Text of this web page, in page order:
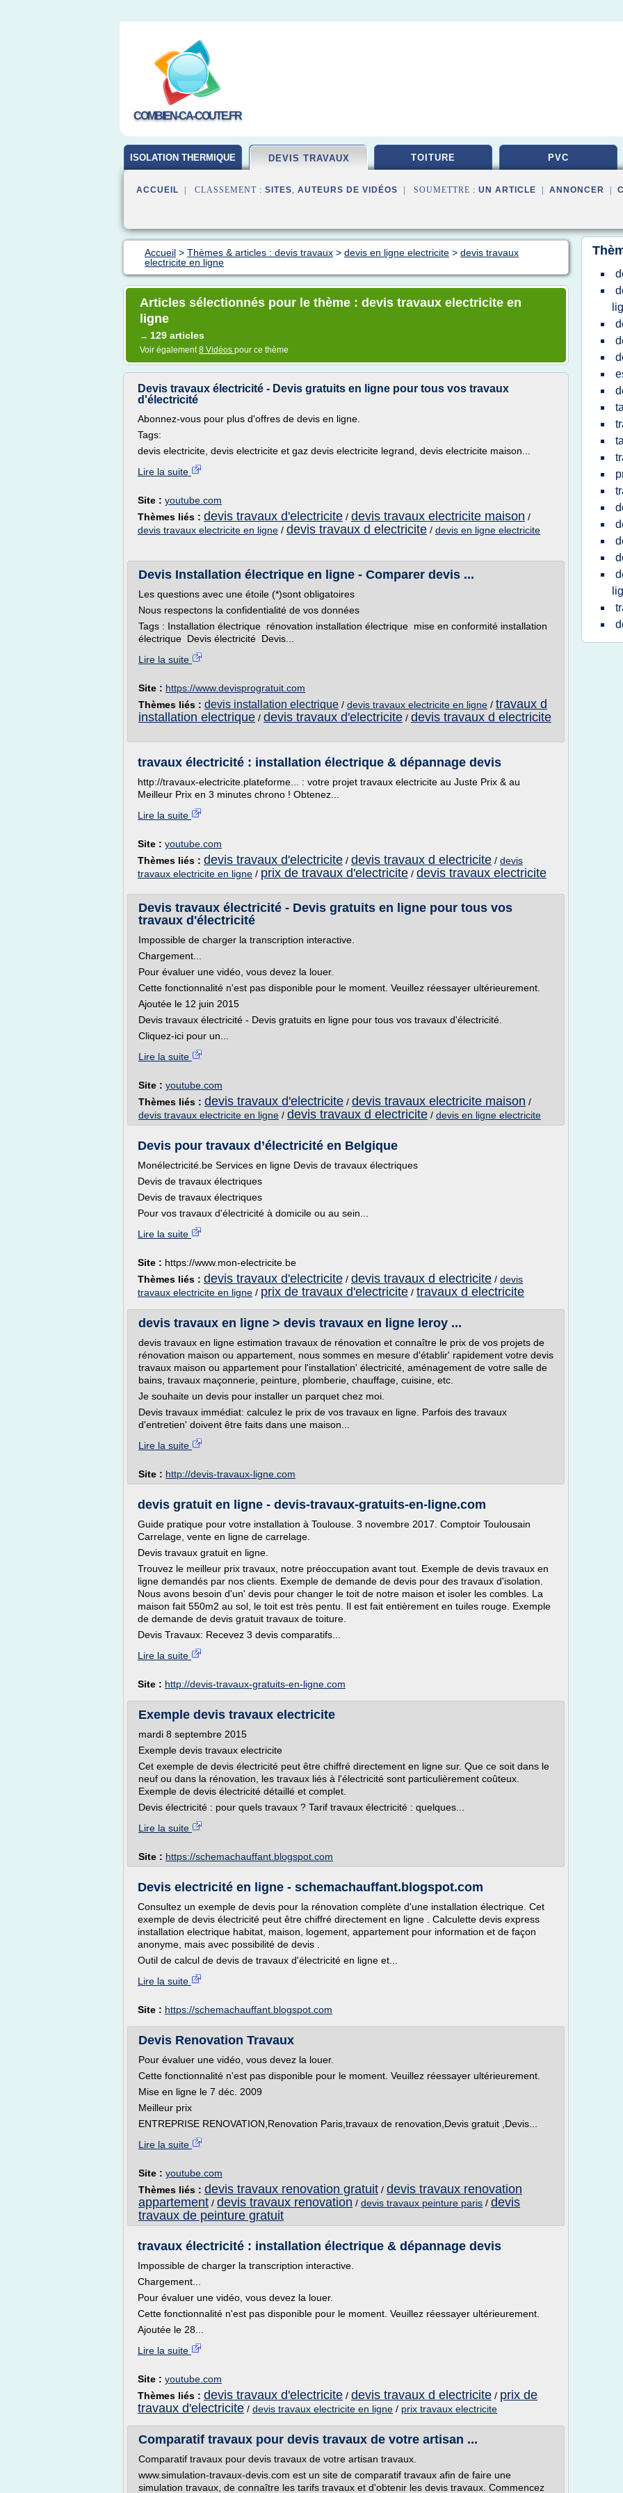
COMBIEN-CA-COUTE.FR
ISOLATION THERMIQUE DEVIS TRAVAUX TOITURE PVC
ACCUEIL | CLASSEMENT : SITES, AUTEURS DE VIDÉOS | SOUMETTRE : UN ARTICLE ANNONCER
Accueil > Thèmes & articles : devis travaux > devis en ligne electricite > devis travaux
electricite en ligne
Articles sélectionnés pour le thème : devis travaux electricite en
ligne
→ 129 articles
Voir également8 Vidéos pour ce thème
Devis travaux électricité - Devis gratuits en ligne pour tous vos travaux
d'électricité
Abonnez-vous pour plus d'offres de devis en ligne.
Tags:
devis electricite, devis electricite et gaz devis electricite legrand, devis electricite maison...
Lire la suite
Site : youtube.com
Thèmes liés : devis travaux d'electricite / devis travaux electricite maison /
devis travaux electricite en ligne / devis travaux d electricite / devis en ligne electricite
Devis Installation électrique en ligne - Comparer devis ...
Les questions avec une étoile (*)sont obligatoires
Nous respectons la confidentialité de vos données
Tags : Installation électrique rénovation installation électrique mise en conformité installation
électrique Devis électricité Devis...
Lire la suite
Site : https://www.devisprogratuit.com
Thèmes liés : devis installation electrique / devis travaux electricite en ligne / travaux d
installation electrique / devis travaux d'electricite / devis travaux d electricite
travaux électricité : installation électrique & dépannage devis
http://travaux-electricite.plateforme... : votre projet travaux electricite au Juste Prix & au
Meilleur Prix en 3 minutes chrono ! Obtenez...
Lire la suite
Site : youtube.com
Thèmes liés : devis travaux d'electricite / devis travaux d electricite / devis
travaux electricite en ligne / prix de travaux d'electricite / devis travaux electricite
Devis travaux électricité - Devis gratuits en ligne pour tous vos
travaux d'électricité
Impossible de charger la transcription interactive.
Chargement...
Pour évaluer une vidéo, vous devez la louer.
Cette fonctionnalité n'est pas disponible pour le moment. Veuillez réessayer ultérieurement.
Ajoutée le 12 juin 2015
Devis travaux électricité - Devis gratuits en ligne pour tous vos travaux d'électricité.
Cliquez-ici pour un...
Lire la suite
Site : youtube.com
Thèmes liés : devis travaux d'electricite / devis travaux electricite maison /
devis travaux electricite en ligne / devis travaux d electricite / devis en ligne electricite
Devis pour travaux d’électricité en Belgique
Monélectricité.be Services en ligne Devis de travaux électriques
Devis de travaux électriques
Devis de travaux électriques
Pour vos travaux d'électricité à domicile ou au sein...
Lire la suite
Site : https://www.mon-electricite.be
Thèmes liés : devis travaux d'electricite / devis travaux d electricite / devis
travaux electricite en ligne / prix de travaux d'electricite / travaux d electricite
devis travaux en ligne > devis travaux en ligne leroy ...
devis travaux en ligne estimation travaux de rénovation et connaître le prix de vos projets de
rénovation maison ou appartement, nous sommes en mesure d'établir' rapidement votre devis
travaux maison ou appartement pour l'installation' électricité, aménagement de votre salle de
bains, travaux maçonnerie, peinture, plomberie, chauffage, cuisine, etc.
Je souhaite un devis pour installer un parquet chez moi.
Devis travaux immédiat: calculez le prix de vos travaux en ligne. Parfois des travaux
d'entretien' doivent être faits dans une maison...
Lire la suite
Site : http://devis-travaux-ligne.com
devis gratuit en ligne - devis-travaux-gratuits-en-ligne.com
Guide pratique pour votre installation à Toulouse. 3 novembre 2017. Comptoir Toulousain
Carrelage, vente en ligne de carrelage.
Devis travaux gratuit en ligne.
Trouvez le meilleur prix travaux, notre préoccupation avant tout. Exemple de devis travaux en
ligne demandés par nos clients. Exemple de demande de devis pour des travaux d'isolation.
Nous avons besoin d'un' devis pour changer le toit de notre maison et isoler les combles. La
maison fait 550m2 au sol, le toit est très pentu. Il est fait entièrement en tuiles rouge. Exemple
de demande de devis gratuit travaux de toiture.
Devis Travaux: Recevez 3 devis comparatifs...
Lire la suite
Site : http://devis-travaux-gratuits-en-ligne.com
Exemple devis travaux electricite
mardi 8 septembre 2015
Exemple devis travaux electricite
Cet exemple de devis électricité peut être chiffré directement en ligne sur. Que ce soit dans le
neuf ou dans la rénovation, les travaux liés à l'électricité sont particulièrement coûteux.
Exemple de devis électricité détaillé et complet.
Devis électricité : pour quels travaux ? Tarif travaux électricité : quelques...
Lire la suite
Site : https://schemachauffant.blogspot.com
Devis electricité en ligne - schemachauffant.blogspot.com
Consultez un exemple de devis pour la rénovation complète d'une installation électrique. Cet
exemple de devis électricité peut être chiffré directement en ligne . Calculette devis express
installation electrique habitat, maison, logement, appartement pour information et de façon
anonyme, mais avec possibilité de devis .
Outil de calcul de devis de travaux d'électricité en ligne et...
Lire la suite
Site : https://schemachauffant.blogspot.com
Devis Renovation Travaux
Pour évaluer une vidéo, vous devez la louer.
Cette fonctionnalité n'est pas disponible pour le moment. Veuillez réessayer ultérieurement.
Mise en ligne le 7 déc. 2009
Meilleur prix
ENTREPRISE RENOVATION,Renovation Paris,travaux de renovation,Devis gratuit ,Devis...
Lire la suite
Site : youtube.com
Thèmes liés : devis travaux renovation gratuit / devis travaux renovation
appartement / devis travaux renovation / devis travaux peinture paris / devis
travaux de peinture gratuit
travaux électricité : installation électrique & dépannage devis
Impossible de charger la transcription interactive.
Chargement...
Pour évaluer une vidéo, vous devez la louer.
Cette fonctionnalité n'est pas disponible pour le moment. Veuillez réessayer ultérieurement.
Ajoutée le 28...
Lire la suite
Site : youtube.com
Thèmes liés : devis travaux d'electricite / devis travaux d electricite / prix de
travaux d'electricite / devis travaux electricite en ligne / prix travaux electricite
Comparatif travaux pour devis travaux de votre artisan ...
Comparatif travaux pour devis travaux de votre artisan travaux.
www.simulation-travaux-devis.com est un site de comparatif travaux afin de faire une
simulation travaux, de connaître les tarifs travaux et d'obtenir les devis travaux. Commencez